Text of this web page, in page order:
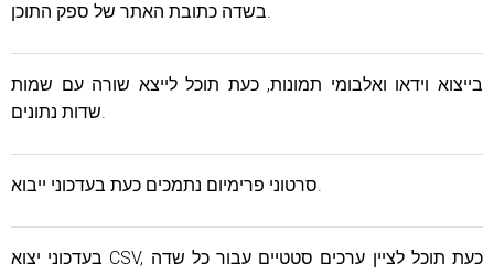
בשדה כתובת האתר של ספק התוכן.
בייצוא וידאו ואלבומי תמונות, כעת תוכל לייצא שורה עם שמות
שדות נתונים.
סרטוני פרימיום נתמכים כעת בעדכוני ייבוא.
בעדכוני יצוא CSV, כעת תוכל לציין ערכים סטטיים עבור כל שדה